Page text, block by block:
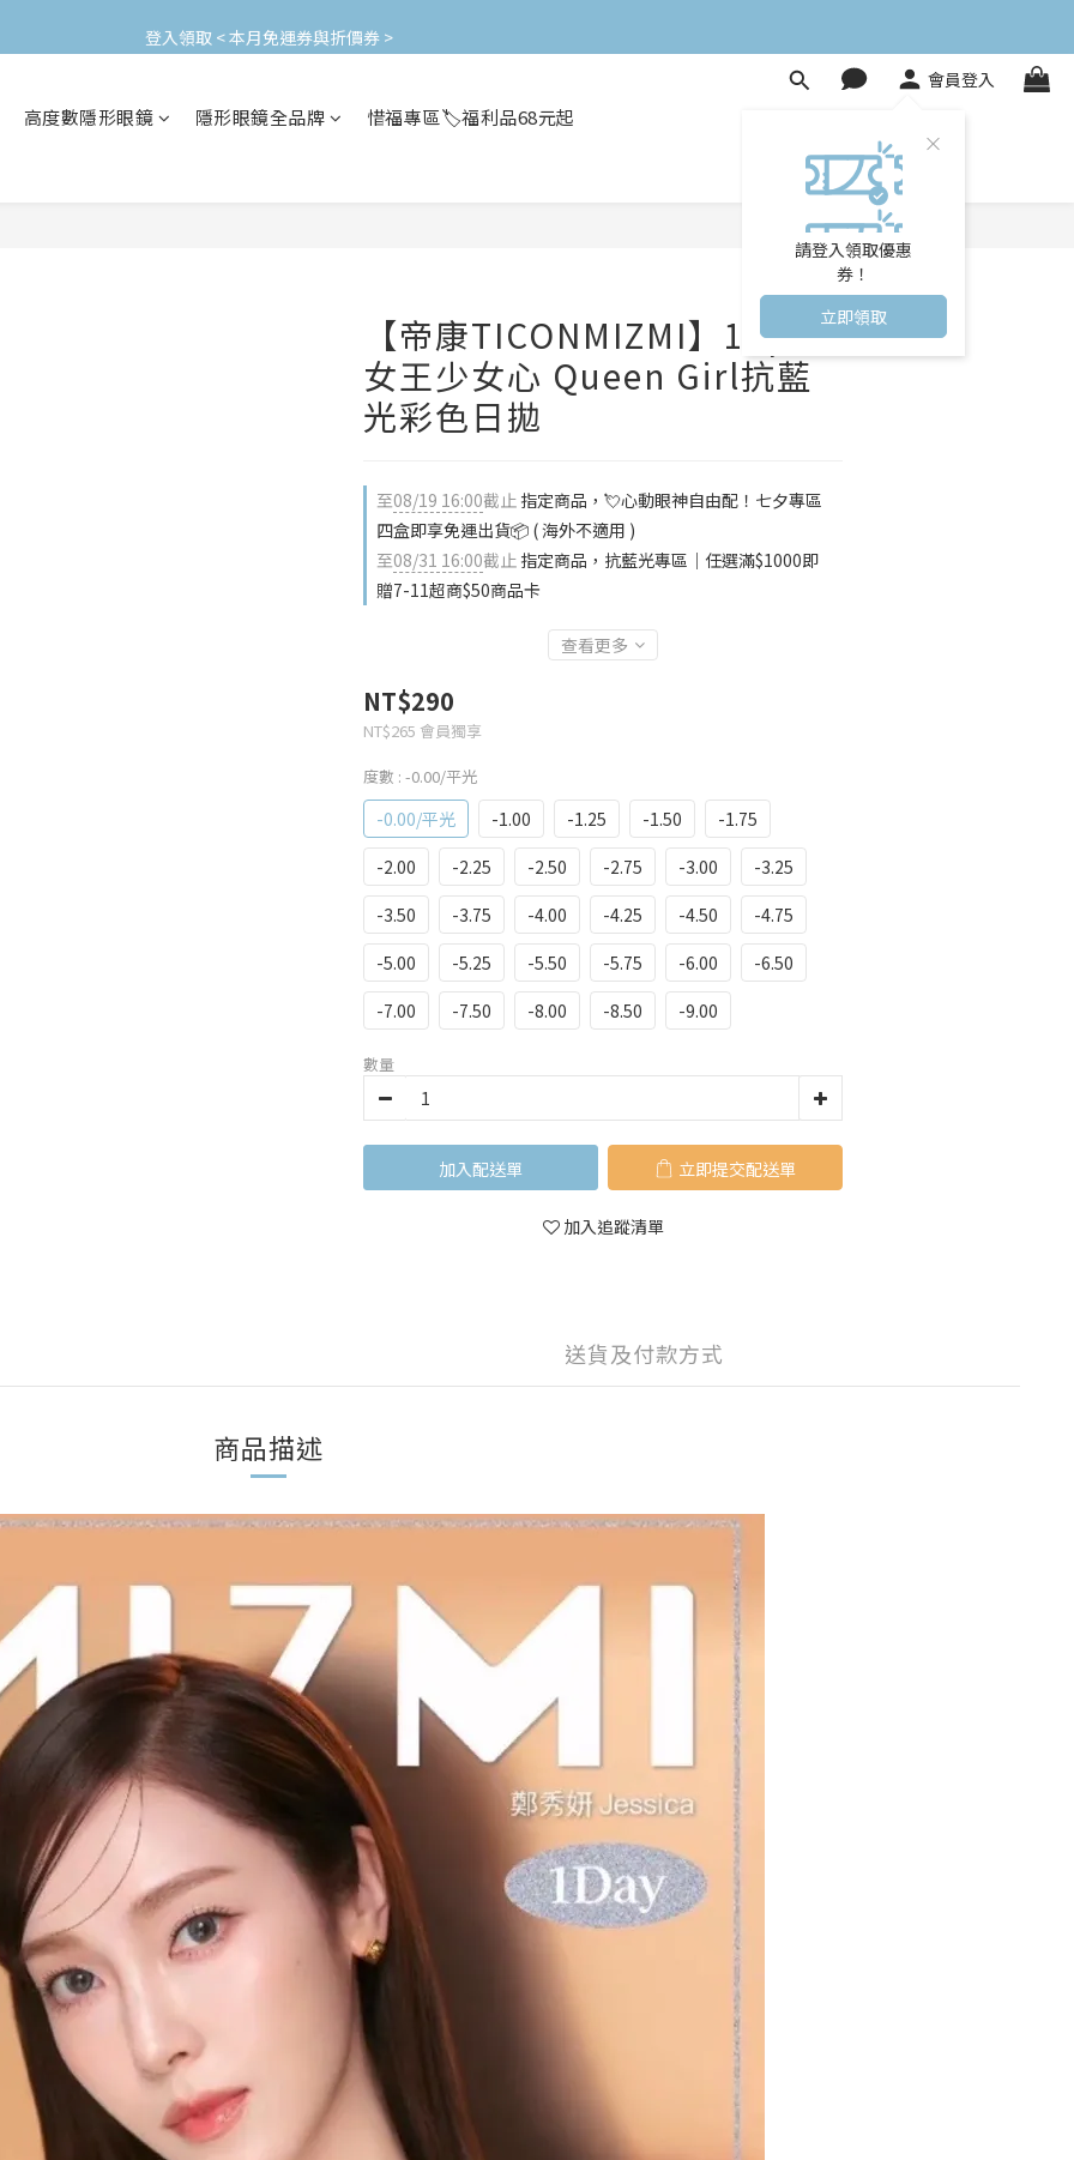
加入會員立即領$200購物金(效期30天) | 可與LINE新好友$50疊加使用
登入領取 < 本月免運券與折價券 >
會員登入
請登入領取優惠
券！
立即領取
高度數隱形眼鏡 隱形眼鏡全品牌 惜福專區🏷️福利品68元起
【帝康TICONMIZMI】10pcs
女王少女心 Queen Girl抗藍
光彩色日拋
至08/19 16:00截止 指定商品，💘心動眼神自由配！七夕專區
四盒即享免運出貨📦 ( 海外不適用 )
至08/31 16:00截止 指定商品，抗藍光專區｜任選滿$1000即
贈7-11超商$50商品卡
查看更多
NT$290
NT$265 會員獨享
度數 : -0.00/平光
-0.00/平光 -1.00 -1.25 -1.50
-1.75
-2.00
-2.25 -2.50 -2.75 -3.00
-3.25
-3.50
-3.75 -4.00 -4.25 -4.50
-4.75
-5.00
-5.25 -5.50 -5.75 -6.00
-6.50
-7.00
-7.50 -8.00 -8.50 -9.00
數量
加入購物車 立即購買
加入追蹤清單
送貨及付款方式
商品描述
立即購買